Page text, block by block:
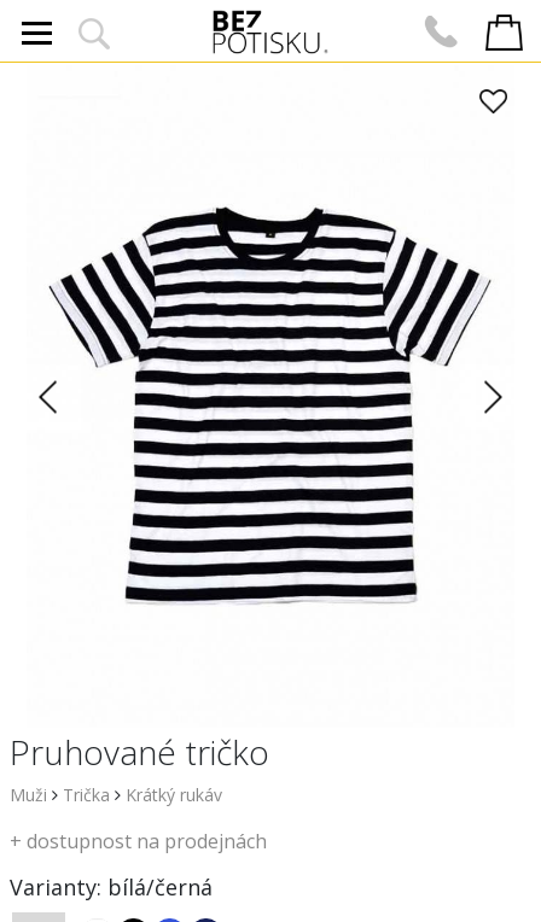
Pruhované tričko
Muži Trička Krátký rukáv
+ dostupnost na prodejnách
Varianty: bílá/černá